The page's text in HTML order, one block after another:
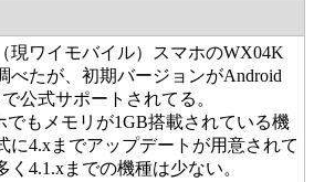
現ワイモバイル）スマホのWX04K
べたが、初期バージョンがAndroid
公式サポートされてる。
でもメモリが1GB搭載されている機
に4.xまでアップデートが用意されて
く4.1.xまでの機種は少ない。